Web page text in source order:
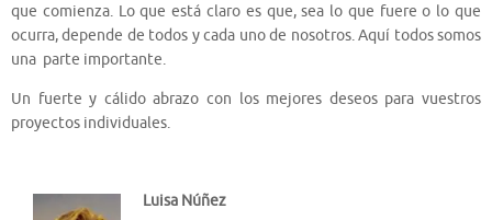
que comienza. Lo que está claro es que, sea lo que fuere o lo que
ocurra, depende de todos y cada uno de nosotros. Aquí todos somos
una parte importante.
Un fuerte y cálido abrazo con los mejores deseos para vuestros
proyectos individuales.
Luisa Núñez